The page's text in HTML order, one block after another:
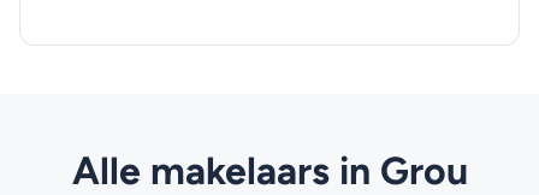
Alle makelaars in Grou